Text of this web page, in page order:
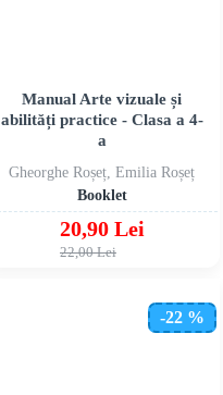
Gheorghe Roșeț, Emilia Roșeț
Booklet
Manual Arte vizuale și
abilități practice - Clasa a 4-
a
20,90 Lei
22,00 Lei
-22 %